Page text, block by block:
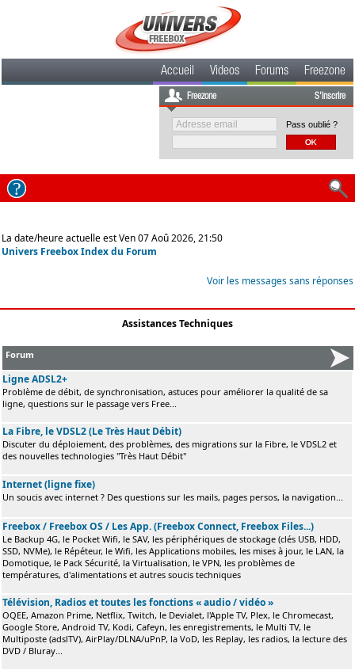
Accueil Videos Forums Freezone
Freezone S'inscrire
Pass oublié ?
La date/heure actuelle est Ven 07 Aoû 2026, 21:50
Univers Freebox Index du Forum
Voir les messages sans réponses
Assistances Techniques
Forum
Ligne ADSL2+
Problème de débit, de synchronisation, astuces pour améliorer la qualité de sa
ligne, questions sur le passage vers Free...
La Fibre, le VDSL2 (Le Très Haut Débit)
Discuter du déploiement, des problèmes, des migrations sur la Fibre, le VDSL2 et
des nouvelles technologies "Très Haut Débit"
Internet (ligne fixe)
Un soucis avec internet ? Des questions sur les mails, pages persos, la navigation...
Freebox / Freebox OS / Les App. (Freebox Connect, Freebox Files...)
Le Backup 4G, le Pocket Wifi, le SAV, les périphériques de stockage (clés USB, HDD,
SSD, NVMe), le Répéteur, le Wifi, les Applications mobiles, les mises à jour, le LAN, la
Domotique, le Pack Sécurité, la Virtualisation, le VPN, les problèmes de
températures, d'alimentations et autres soucis techniques
Télévision, Radios et toutes les fonctions « audio / vidéo »
OQEE, Amazon Prime, Netflix, Twitch, le Devialet, l'Apple TV, Plex, le Chromecast,
Google Store, Android TV, Kodi, Cafeyn, les enregistrements, le Multi TV, le
Multiposte (adslTV), AirPlay/DLNA/uPnP, la VoD, les Replay, les radios, la lecture des
DVD / Bluray...